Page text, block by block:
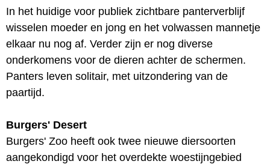
In het huidige voor publiek zichtbare panterverblijf
wisselen moeder en jong en het volwassen mannetje
elkaar nu nog af. Verder zijn er nog diverse
onderkomens voor de dieren achter de schermen.
Panters leven solitair, met uitzondering van de
paartijd.
Burgers' Desert
Burgers' Zoo heeft ook twee nieuwe diersoorten
aangekondigd voor het overdekte woestijngebied